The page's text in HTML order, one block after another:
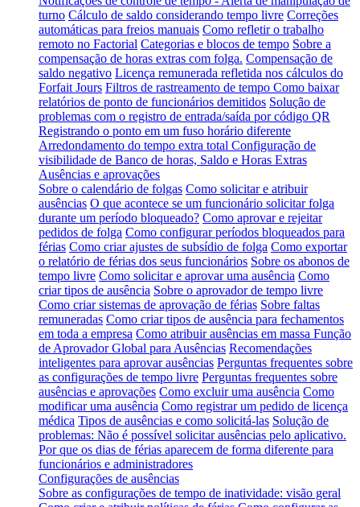
turno Cálculo de saldo considerando tempo livre Correções
automáticas para freios manuais Como refletir o trabalho
remoto no Factorial Categorias e blocos de tempo Sobre a
compensação de horas extras com folga. Compensação de
saldo negativo Licença remunerada refletida nos cálculos do
Forfait Jours Filtros de rastreamento de tempo Como baixar
relatórios de ponto de funcionários demitidos Solução de
problemas com o registro de entrada/saída por código QR
Registrando o ponto em um fuso horário diferente
Arredondamento do tempo extra total Configuração de
visibilidade de Banco de horas, Saldo e Horas Extras
Ausências e aprovações
Sobre o calendário de folgas Como solicitar e atribuir
ausências O que acontece se um funcionário solicitar folga
durante um período bloqueado? Como aprovar e rejeitar
pedidos de folga Como configurar períodos bloqueados para
férias Como criar ajustes de subsídio de folga Como exportar
o relatório de férias dos seus funcionários Sobre os abonos de
tempo livre Como solicitar e aprovar uma ausência Como
criar tipos de ausência Sobre o aprovador de tempo livre
Como criar sistemas de aprovação de férias Sobre faltas
remuneradas Como criar tipos de ausência para fechamentos
em toda a empresa Como atribuir ausências em massa Função
de Aprovador Global para Ausências Recomendações
inteligentes para aprovar ausências Perguntas frequentes sobre
as configurações de tempo livre Perguntas frequentes sobre
ausências e aprovações Como excluir uma ausência Como
modificar uma ausência Como registrar um pedido de licença
médica Tipos de ausências e como solicitá-las Solução de
problemas: Não é possível solicitar ausências pelo aplicativo.
Por que os dias de férias aparecem de forma diferente para
funcionários e administradores
Configurações de ausências
Sobre as configurações de tempo de inatividade: visão geral